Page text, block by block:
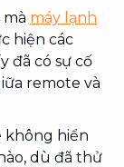
máy lạnh
hiện các
đã có sự cố
remote và
không hiển
dù đã thử